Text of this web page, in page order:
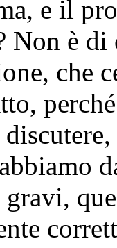
e il
Non è di
che